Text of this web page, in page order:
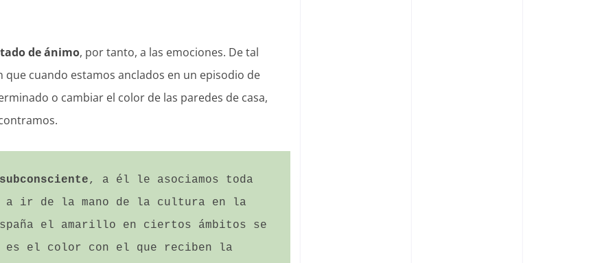
de ánimo, por tanto, a las emociones. De tal
que cuando estamos anclados en un episodio de
o cambiar el color de las paredes de casa,
, a él le asociamos toda
a ir de la mano de la cultura en la
el amarillo en ciertos ámbitos se
es el color con el que reciben la